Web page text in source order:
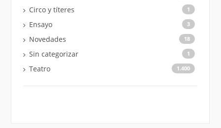
Circo y títeres 1
Ensayo 3
Novedades 18
Sin categorizar 1
Teatro 1.400